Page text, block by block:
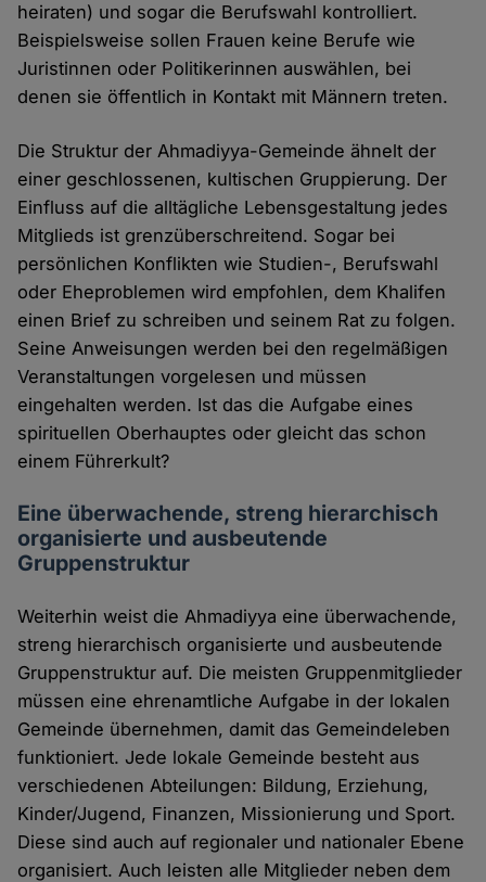
heiraten) und sogar die Berufswahl kontrolliert.
Beispielsweise sollen Frauen keine Berufe wie
Juristinnen oder Politikerinnen auswählen, bei
denen sie öffentlich in Kontakt mit Männern treten.
Die Struktur der Ahmadiyya-Gemeinde ähnelt der
einer geschlossenen, kultischen Gruppierung. Der
Einfluss auf die alltägliche Lebensgestaltung jedes
Mitglieds ist grenzüberschreitend. Sogar bei
persönlichen Konflikten wie Studien-, Berufswahl
oder Eheproblemen wird empfohlen, dem Khalifen
einen Brief zu schreiben und seinem Rat zu folgen.
Seine Anweisungen werden bei den regelmäßigen
Veranstaltungen vorgelesen und müssen
eingehalten werden. Ist das die Aufgabe eines
spirituellen Oberhauptes oder gleicht das schon
einem Führerkult?
Eine überwachende, streng hierarchisch
organisierte und ausbeutende
Gruppenstruktur
Weiterhin weist die Ahmadiyya eine überwachende,
streng hierarchisch organisierte und ausbeutende
Gruppenstruktur auf. Die meisten Gruppenmitglieder
müssen eine ehrenamtliche Aufgabe in der lokalen
Gemeinde übernehmen, damit das Gemeindeleben
funktioniert. Jede lokale Gemeinde besteht aus
verschiedenen Abteilungen: Bildung, Erziehung,
Kinder/Jugend, Finanzen, Missionierung und Sport.
Diese sind auch auf regionaler und nationaler Ebene
organisiert. Auch leisten alle Mitglieder neben dem